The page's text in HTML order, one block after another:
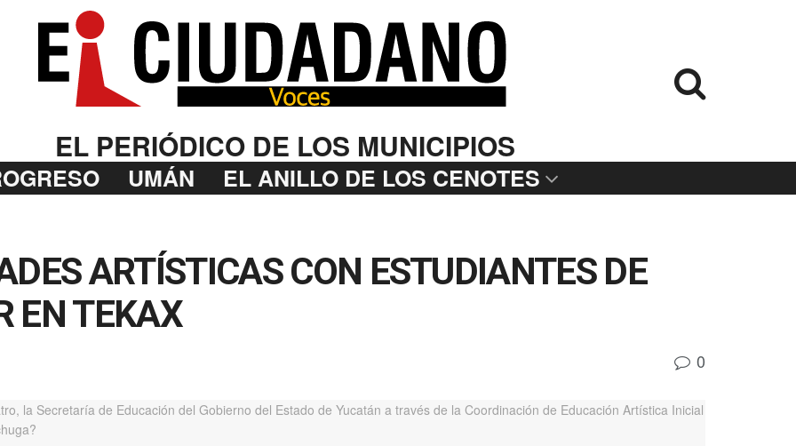
EL PERIÓDICO DE LOS MUNICIPIOS
UMÁN EL ANILLO DE LOS CENOTES
ARTÍSTICAS CON ESTUDIANTES DE
EN TEKAX
0